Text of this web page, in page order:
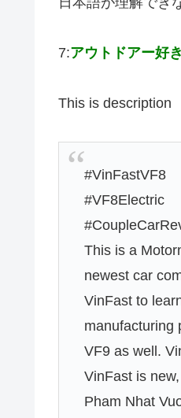
7:アウトドアー好き
This is description
#VinFastVF8
#VF8Electric
This is a
newest car
VinFast to
manufacturing
VF9 as well.
VinFast is
Pham Nhat